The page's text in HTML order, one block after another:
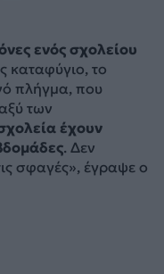
ενός σχολείου
καταφύγιο, το
πλήγμα, που
των
έχουν
. Δεν
σφαγές», έγραψε ο